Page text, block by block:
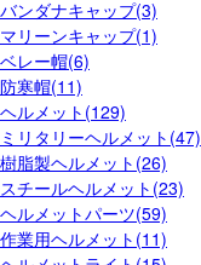
バンダナキャップ(3)
マリーンキャップ(1)
ベレー帽(6)
防寒帽(11)
ヘルメット(129)
ミリタリーヘルメット(47)
樹脂製ヘルメット(26)
スチールヘルメット(23)
ヘルメットパーツ(59)
作業用ヘルメット(11)